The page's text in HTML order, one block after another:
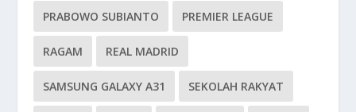
PRABOWO SUBIANTO PREMIER LEAGUE
RAGAM REAL MADRID
SAMSUNG GALAXY A31 SEKOLAH RAKYAT